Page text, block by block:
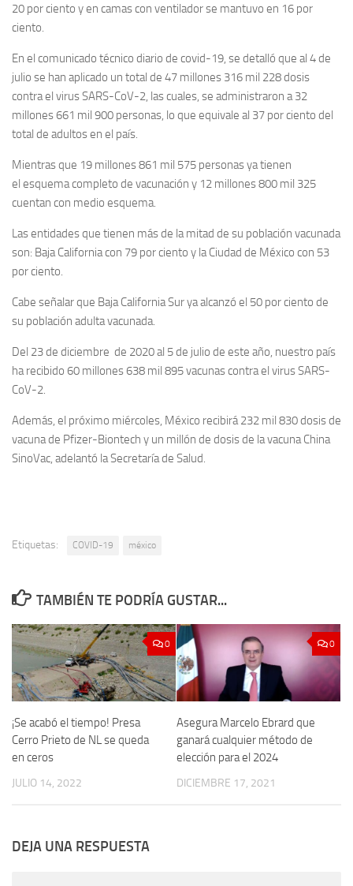
20 por ciento y en camas con ventilador se mantuvo en 16 por
ciento.
En el comunicado técnico diario de covid-19, se detalló que al 4 de
julio se han aplicado un total de 47 millones 316 mil 228 dosis
contra el virus SARS-CoV-2, las cuales, se administraron a 32
millones 661 mil 900 personas, lo que equivale al 37 por ciento del
total de adultos en el país.
Mientras que 19 millones 861 mil 575 personas ya tienen
el esquema completo de vacunación y 12 millones 800 mil 325
cuentan con medio esquema.
Las entidades que tienen más de la mitad de su población vacunada
son: Baja California con 79 por ciento y la Ciudad de México con 53
por ciento.
Cabe señalar que Baja California Sur ya alcanzó el 50 por ciento de
su población adulta vacunada.
Del 23 de diciembre de 2020 al 5 de julio de este año, nuestro país
ha recibido 60 millones 638 mil 895 vacunas contra el virus SARS-
CoV-2.
Además, el próximo miércoles, México recibirá 232 mil 830 dosis de
vacuna de Pfizer-Biontech y un millón de dosis de la vacuna China
SinoVac, adelantó la Secretaría de Salud.
Etiquetas: COVID-19 méxico
TAMBIÉN TE PODRÍA GUSTAR...
0
¡Se acabó el tiempo! Presa
Cerro Prieto de NL se queda
en ceros
JULIO 14, 2022
0
Asegura Marcelo Ebrard que
ganará cualquier método de
elección para el 2024
DICIEMBRE 17, 2021
DEJA UNA RESPUESTA